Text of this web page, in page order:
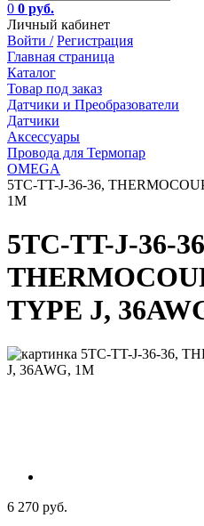
0 0 руб.
Личный кабинет
Войти / Регистрация
Главная страница
Каталог
Товар под заказ
Датчики и Преобразователи
Датчики
Аксессуары
Провода для Термопар
OMEGA
5TC-TT-J-36-36,
1M
5TC-TT-J-36-
TYPE J,
6 270 руб.